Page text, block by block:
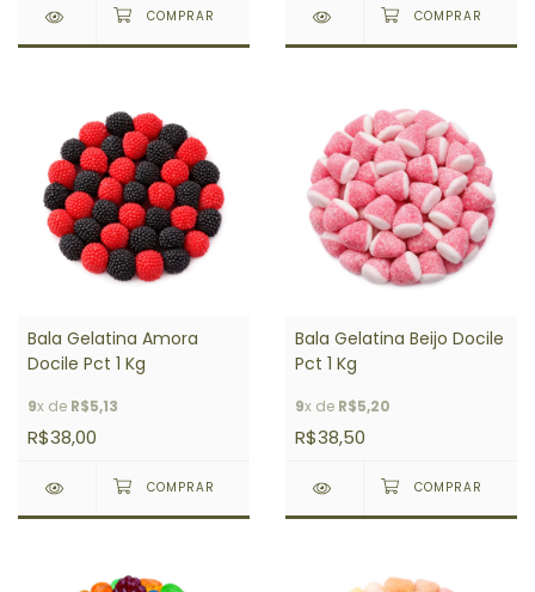
Bala Gelatina Amora
Docile Pct 1 Kg
9x de R$5,13
R$38,00
Bala Gelatina Beijo Docile
Pct 1 Kg
9x de R$5,20
R$38,50